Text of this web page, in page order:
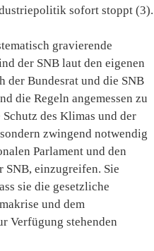
sofort stoppt (3).
gravierende
der SNB laut den eigenen
Bundesrat und die SNB
die Regeln angemessen zu
des Klimas und der
zwingend notwendig
Parlament und den
SNB, einzugreifen. Sie
sie die gesetzliche
und dem
Verfügung stehenden